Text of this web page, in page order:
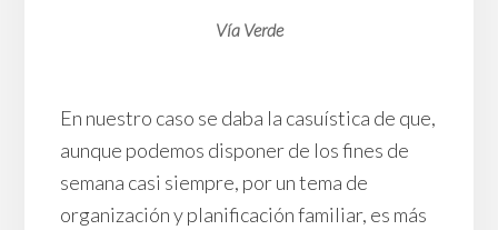
Vía Verde
En nuestro caso se daba la casuística de que,
aunque podemos disponer de los fines de
semana casi siempre, por un tema de
organización y planificación familiar, es más